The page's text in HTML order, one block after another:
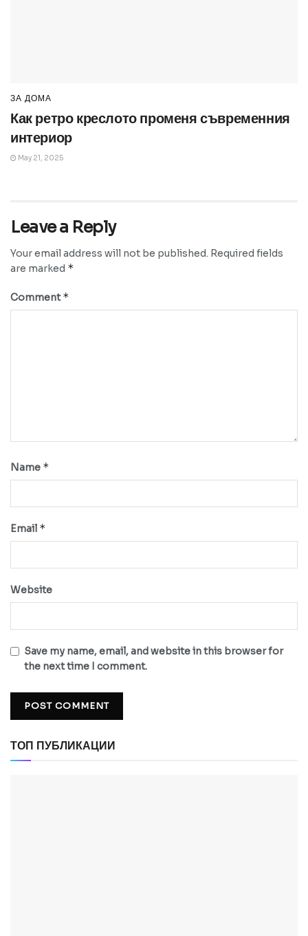
ЗА ДОМА
Как ретро креслото променя съвременния
интериор
May 21, 2025
Leave a Reply
Your email address will not be published. Required fields
are marked *
Comment*
Name *
Email *
Website
Save my name, email, and website in this browser for
the next time I comment.
ТОП ПУБЛИКАЦИИ